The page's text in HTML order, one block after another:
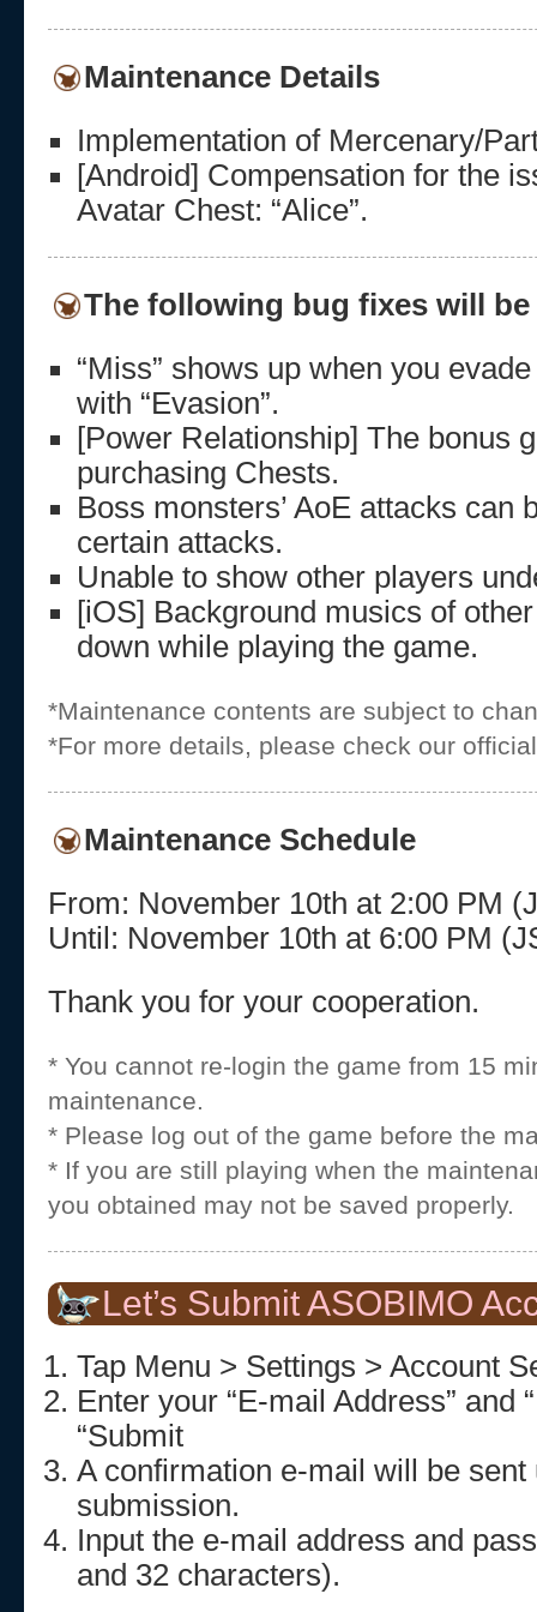
Maintenance Details
Implementation of Mercenary/
[Android] Compensation for the
Avatar Chest: “Alice”.
The following bug fixes will be
“Miss” shows up when you
with “Evasion”.
[Power Relationship] The bonus
purchasing Chests.
Boss monsters’ AoE attacks can
certain attacks.
Unable to show other players
[iOS] Background musics of
down while playing the game.
*Maintenance contents are subject to
*For more details, please check our
Maintenance Schedule
From: November 10th at 2:00 PM
Until: November 10th at 6:00 PM
Thank you for your cooperation.
* You cannot re-login the game from 15
maintenance.
* Please log out of the game before the
* If you are still playing when the
you obtained may not be saved properly.
Let’s Submit ASOBIMO
Tap Menu > Settings > Account
Enter your “E-mail Address” and
“Submit
A confirmation e-mail will be sent
submission.
Input the e-mail address and
and 32 characters).